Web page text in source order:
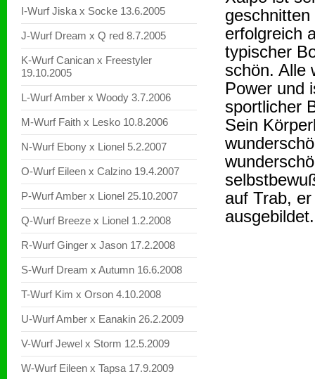
I-Wurf Jiska x Socke 13.6.2005
J-Wurf Dream x Q red 8.7.2005
K-Wurf Canican x Freestyler
19.10.2005
L-Wurf Amber x Woody 3.7.2006
M-Wurf Faith x Lesko 10.8.2006
N-Wurf Ebony x Lionel 5.2.2007
O-Wurf Eileen x Calzino 19.4.2007
P-Wurf Amber x Lionel 25.10.2007
Q-Wurf Breeze x Lionel 1.2.2008
R-Wurf Ginger x Jason 17.2.2008
S-Wurf Dream x Autumn 16.6.2008
T-Wurf Kim x Orson 4.10.2008
U-Wurf Amber x Eanakin 26.2.2009
V-Wurf Jewel x Storm 12.5.2009
W-Wurf Eileen x Tapsa 17.9.2009
erfolgreich
typischer
schön. Alle
Power und
sportlicher
Sein
auf Trab,